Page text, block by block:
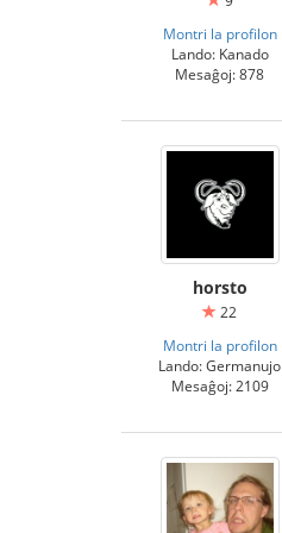
Montri la profilon
Lando: Kanado
Mesaĝoj: 878
horsto
22
Montri la profilon
Lando: Germanujo
Mesaĝoj: 2109